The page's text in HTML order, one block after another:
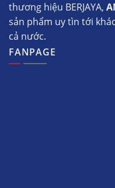
thương hiệu BERJAYA,
sản phẩm uy tìn tới
cả nước.
FANPAGE